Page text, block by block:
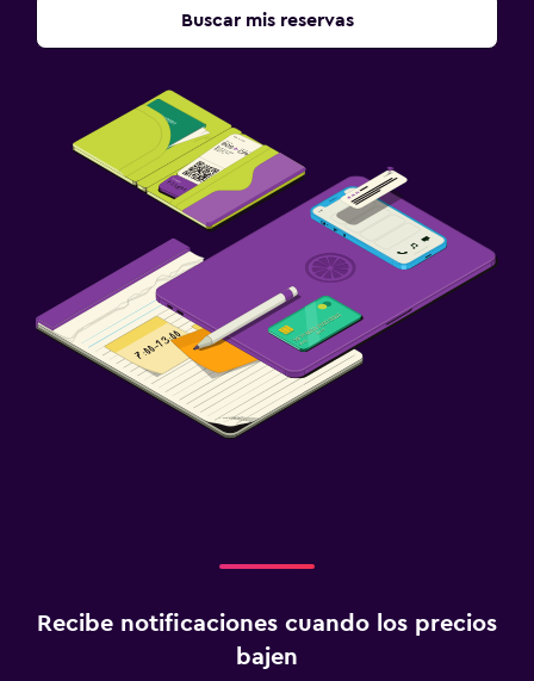
Buscar mis reservas
Recibe notificaciones cuando los precios
bajen